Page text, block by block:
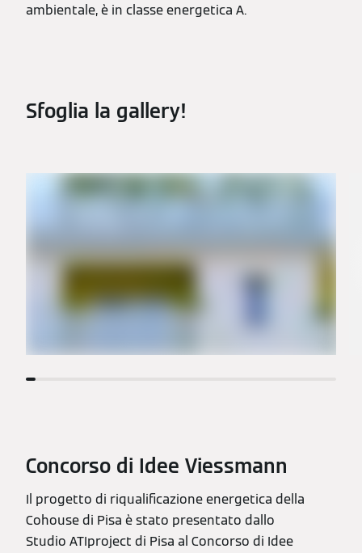
ambientale, è in classe energetica A.
Sfoglia la gallery!
Concorso di Idee Viessmann
Il progetto di riqualificazione energetica della
Cohouse di Pisa è stato presentato dallo
Studio ATIproject di Pisa al Concorso di Idee